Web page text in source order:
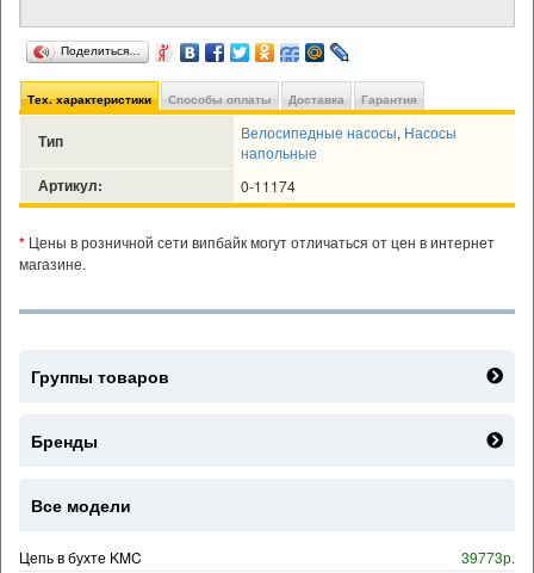
Поделиться…
Тех. характеристики Способы оплаты Доставка Гарантия
Тип Велосипедные насосы, Насосы
напольные
Артикул: 0-11174
* Цены в розничной сети випбайк могут отличаться от цен в интернет
магазине.
Группы товаров
Бренды
Все модели
Цепь в бухте KMC
39773р.